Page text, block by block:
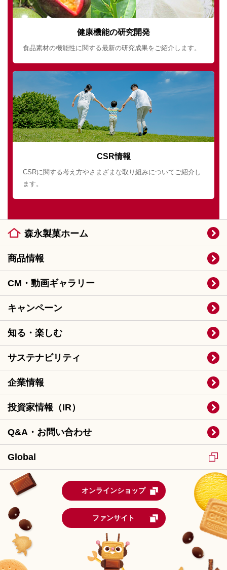
健康機能の研究開発
食品素材の機能性に関する最新の研究成果をご紹介します。
CSR情報
CSRに関する考え方やさまざまな取り組みについてご紹介し
ます。
森永製菓ホーム
商品情報
CM・動画ギャラリー
キャンペーン
知る・楽しむ
サステナビリティ
企業情報
投資家情報（IR）
Q&A・お問い合わせ
Global
オンラインショップ
ファンサイト